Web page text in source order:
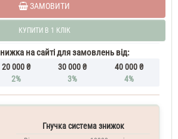
ЗАМОВИТИ
КУПИТИ В 1 КЛІК
на сайті для замовлень від:
20 000 ₴
2%
30 000 ₴
3%
40 000 ₴
4%
Гнучка система знижок